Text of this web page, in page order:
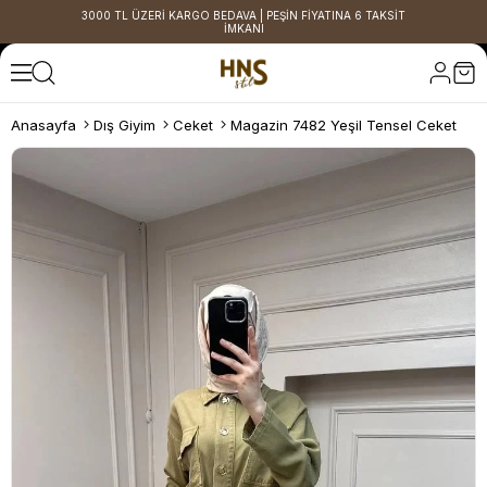
3000 TL ÜZERİ KARGO BEDAVA | PEŞİN FİYATINA 6 TAKSİT
İMKANI
Anasayfa Dış Giyim Ceket Magazin 7482 Yeşil Tensel Ceket